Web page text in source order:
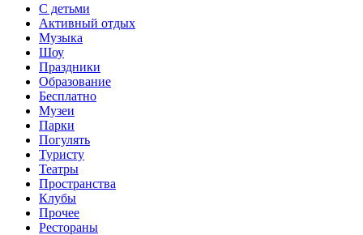
С детьми
Активный отдых
Музыка
Шоу
Праздники
Образование
Бесплатно
Музеи
Парки
Погулять
Туристу
Театры
Пространства
Клубы
Прочее
Рестораны